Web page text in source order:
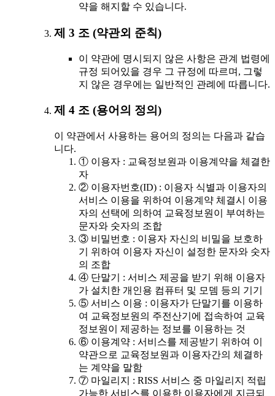
약을 해지할 수 있습니다.
제 3 조 (약관외 준칙)
이 약관에 명시되지 않은 사항은 관계 법령에
규정 되어있을 경우 그 규정에 따르며, 그렇
지 않은 경우에는 일반적인 관례에 따릅니다.
제 4 조 (용어의 정의)
이 약관에서 사용하는 용어의 정의는 다음과 같습
니다.
① 이용자 : 교육정보원과 이용계약을 체결한
자
② 이용자번호(ID) : 이용자 식별과 이용자의
서비스 이용을 위하여 이용계약 체결시 이용
자의 선택에 의하여 교육정보원이 부여하는
문자와 숫자의 조합
③ 비밀번호 : 이용자 자신의 비밀을 보호하
기 위하여 이용자 자신이 설정한 문자와 숫자
의 조합
④ 단말기 : 서비스 제공을 받기 위해 이용자
가 설치한 개인용 컴퓨터 및 모뎀 등의 기기
⑤ 서비스 이용 : 이용자가 단말기를 이용하
여 교육정보원의 주전산기에 접속하여 교육
정보원이 제공하는 정보를 이용하는 것
⑥ 이용계약 : 서비스를 제공받기 위하여 이
약관으로 교육정보원과 이용자간의 체결하
는 계약을 말함
⑦ 마일리지 : RISS 서비스 중 마일리지 적립
가능한 서비스를 이용한 이용자에게 지급되